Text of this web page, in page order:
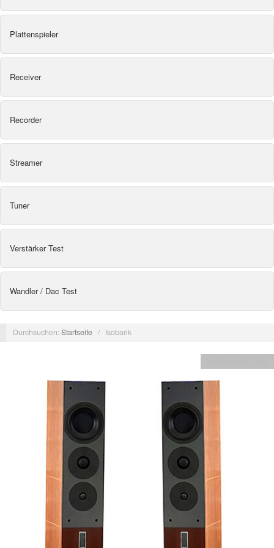
Plattenspieler
Receiver
Recorder
Streamer
Tuner
Verstärker Test
Wandler / Dac Test
Durchsuchen:Startseite / Isobarik